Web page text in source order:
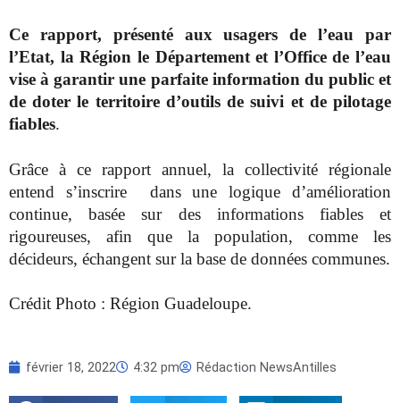
Ce rapport, présenté aux usagers de l’eau par
l’Etat, la Région le Département et l’Office de l’eau
vise à garantir une parfaite information du public et
de doter le territoire d’outils de suivi et de pilotage
fiables.
Grâce à ce rapport annuel, la collectivité régionale
entend s’inscrire dans une logique d’amélioration
continue, basée sur des informations fiables et
rigoureuses, afin que la population, comme les
décideurs, échangent sur la base de données communes.
Crédit Photo : Région Guadeloupe.
février 18, 2022 4:32 pm Rédaction NewsAntilles